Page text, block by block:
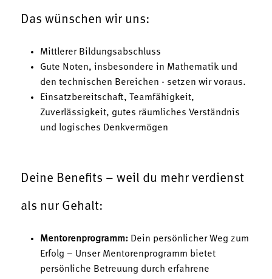
Das wünschen wir uns:
Mittlerer Bildungsabschluss
Gute Noten, insbesondere in Mathematik und
den technischen Bereichen - setzen wir voraus.
Einsatzbereitschaft, Teamfähigkeit,
Zuverlässigkeit, gutes räumliches Verständnis
und logisches Denkvermögen
Deine Benefits – weil du mehr verdienst
als nur Gehalt:
Mentorenprogramm: Dein persönlicher Weg zum
Erfolg – Unser Mentorenprogramm bietet
persönliche Betreuung durch erfahrene